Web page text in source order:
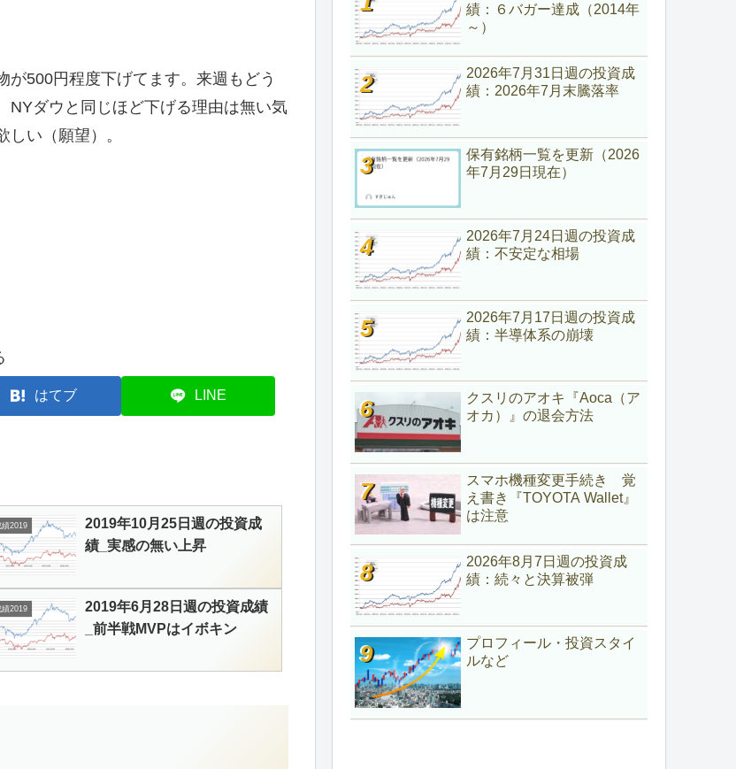
500円程度下げてます。来週もどう
NYダウと同じほど下げる理由は無い気
い（願望）。
はてブ LINE
績2019
2019年10月25日週の投資成
績_実感の無い上昇
績2019
2019年6月28日週の投資成績
_前半戦MVPはイボキン
績：６バガー達成（2014年
～）
2026年7月31日週の投資成
績：2026年7月末騰落率
保有銘柄一覧を更新（2026
年7月29日現在）
2026年7月24日週の投資成
績：不安定な相場
2026年7月17日週の投資成
績：半導体系の崩壊
クスリのアオキ『Aoca（ア
オカ）』の退会方法
スマホ機種変更手続き 覚
え書き『TOYOTA Wallet』
は注意
2026年8月7日週の投資成
績：続々と決算被弾
プロフィール・投資スタイ
ルなど